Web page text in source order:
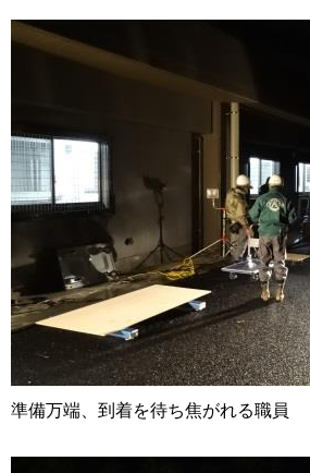
準備万端、到着を待ち焦がれる職員